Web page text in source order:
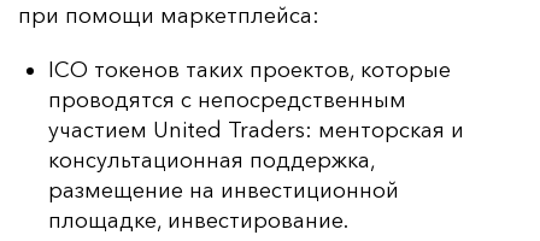
при по­мо­щи мар­кет­плей­са:
ICO токенов таких проектов, которые
проводятся с непосредственным
участием United Traders: менторская и
консультационная поддержка,
размещение на инвестиционной
площадке, инвестирование.